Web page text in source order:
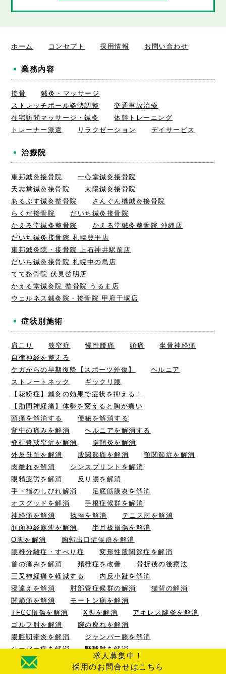
求人募集中！
採用のお問合せはこちら
ホーム コンセプト 採用情報 お問い合わせ
業務内容
接骨
鍼灸・マッサージ
ストレッチポール姿勢調整
交通事故治療
在宅訪問マッサージ・鍼灸
体幹トレーニング
トレーナー派遣
リラクゼーション デイサービス
治療院
東邦鍼灸接骨院
一心堂鍼灸接骨院
天志堂鍼灸接骨院
太陽鍼灸接骨院
あるぷす鍼灸整骨院
さんぐん橋鍼灸接骨院
らくだ接骨院
だいち鍼灸接骨院
かえる堂鍼灸整骨院
かえる堂鍼灸整骨院 沖縄店
だいち鍼灸接骨院 札幌豊平店
東邦鍼灸院・接骨院 上石神井駅前店
だいち鍼灸接骨院 札幌中の島店
てて整骨院 伏見啓明店
かえる堂鍼灸院 整骨院 うるま店
ウェルネス鍼灸院・接骨院 甲府千塚店
症状別施術
肩こり 狭窄症 慢性腰痛 頭痛
坐骨神経痛
自律神経を整える
ケガからの早期復帰【スポーツ外傷】
ヘルニア
ストレートネック
ギックリ腰
【花粉症】鍼灸の効果で症状を抑える！
【肋間神経痛】体勢を変えると胸が痛い
頭痛を解消する
便秘を解消する
背中の痛みを解消
ヘルニアを解消する
脊柱管狭窄症を解消
腱鞘炎を解消
外反母趾を解消
股関節痛を解消
顎関節症を解消
肉離れを解消
シンスプリントを解消
眼精疲労を解消
反り腰を解消
手・指のしびれ解消
足底筋膜炎を解消
オスグッドを解消
手根症候群を解消
神経痛を解消
捻挫を解消
テニス肘を解消
顔面神経麻痺を解消
半月板損傷を解消
O脚を解消
胸郭出口症候群を解消
腰椎分離症・すべり症
変形性股関節症を解消
首の痛みを解消
頚椎症を改善
骨折後の後療法
三叉神経痛を軽減する
内反小趾を解消
寝違えを解消
肘部管症候群の解消
猫背の解消
関節痛を解消
モートン病を解消
TFCC損傷を解消
X脚を解消
アキレス腱炎を解消
ゴルフ肘を解消
腕の痺れを解消
腸脛靭帯炎を解消
ジャンパー膝を解消
シーバー病を解消
野球肘を解消
仙腸関節炎を解消
野球肩の解消